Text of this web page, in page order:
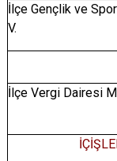
İlçe Gençlik ve
V.
İlçe Vergi Dairesi